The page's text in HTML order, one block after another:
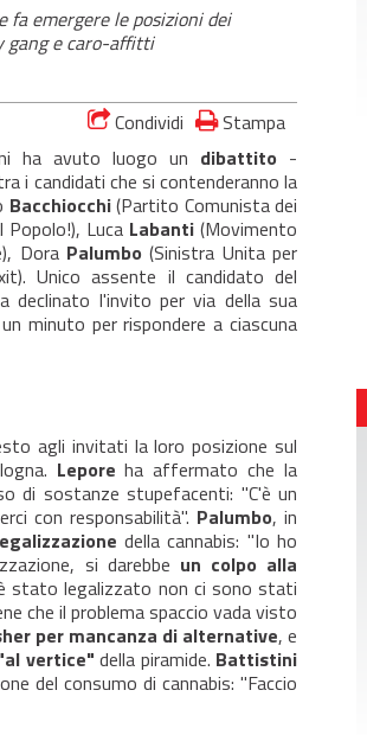
fa emergere le posizioni dei
gang e caro-affitti
Condividi
Stampa
ha avuto luogo un dibattito -
i candidati che si contenderanno la
Bacchiocchi(Partito Comunista dei
Popolo!), Luca Labanti (Movimento
Dora Palumbo (Sinistra Unita per
Unico assente il candidato del
declinato l'invito per via della sua
minuto per rispondere a ciascuna
agli invitati la loro posizione sul
Lepore ha affermato che la
di sostanze stupefacenti: "C'è un
con responsabilità". Palumbo, in
della cannabis: "Io ho
si darebbe un colpo alla
stato legalizzato non ci sono stati
che il problema spaccio vada visto
per mancanza di alternative, e
vertice" della piramide. Battistini
del consumo di cannabis: "Faccio